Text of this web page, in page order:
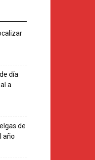
día
a
de
año